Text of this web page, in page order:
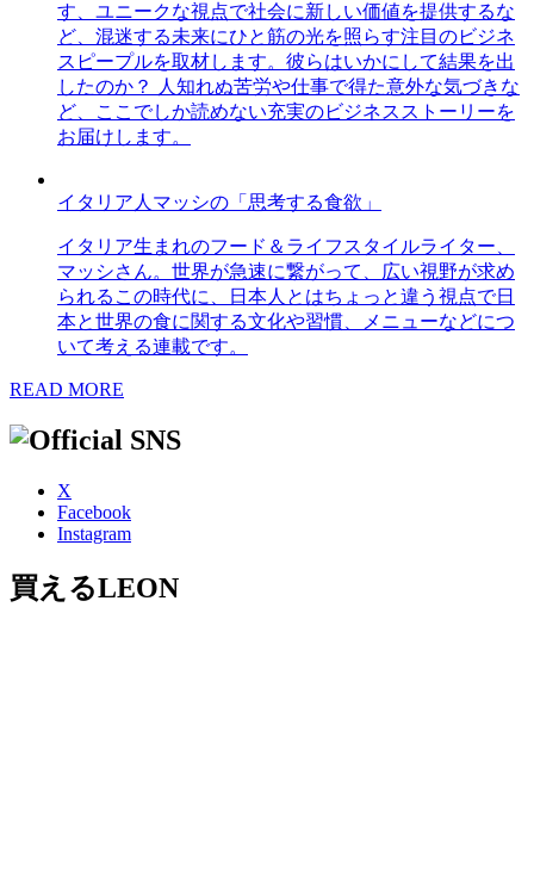
す、ユニークな視点で社会に新しい価値を提供するな
ど、混迷する未来にひと筋の光を照らす注目のビジネ
スピープルを取材します。彼らはいかにして結果を出
したのか？ 人知れぬ苦労や仕事で得た意外な気づきな
ど、ここでしか読めない充実のビジネスストーリーを
お届けします。
イタリア人マッシの「思考する食欲」
イタリア生まれのフード＆ライフスタイルライター、
マッシさん。世界が急速に繋がって、広い視野が求め
られるこの時代に、日本人とはちょっと違う視点で日
本と世界の食に関する文化や習慣、メニューなどにつ
いて考える連載です。
READ MORE
X
Facebook
Instagram
買えるLEON